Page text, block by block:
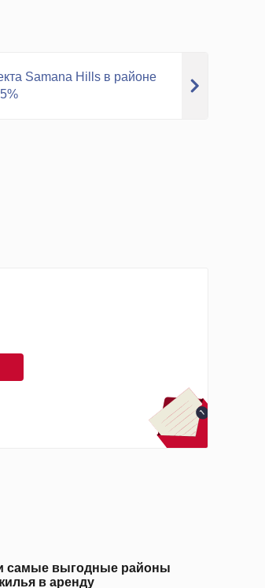
Samana Hills в районе
самые выгодные районы
в аренду